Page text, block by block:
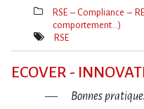
Thèmes(s)
RSE – Compliance –
comportement…)
Mot(s)-
RSE
ECOVER -
Bonnes